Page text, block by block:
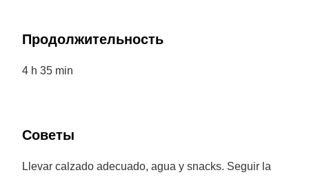
Продолжительность
4 h 35 min
Советы
Llevar calzado adecuado, agua y snacks. Seguir la